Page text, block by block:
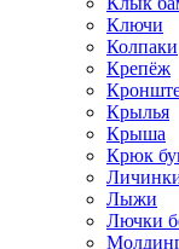
Ключи
Колпаки
Крепёж
Крылья
Крыша
Крюк
Лыжи
Лючки